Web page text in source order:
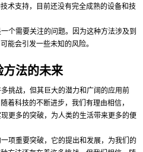
术支持，目前还没有完全成熟的设备和技
个需要关注的问题。因为这种方法涉及到
能会引发一些未知的风险。
法的未来
挑战，但其巨大的潜力和广阔的应用前
着科技的不断进步，我们有理由相信，
更多的突破，为人类的生活带来更多的便
项重要突破，它的提出和发展，为我们的